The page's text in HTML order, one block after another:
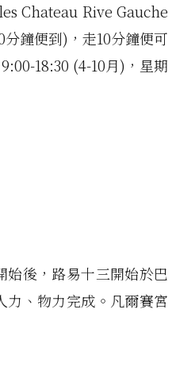
Chateau Rive Gauche
鐘便到)，走10分鐘便可
18:30 (4-10月)，星期
後，路易十三開始於巴
力、物力完成。凡爾賽宮